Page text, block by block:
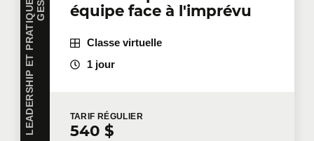
L
E
A
D
E
R
S
H
I
P
E
T
P
R
A
T
I
Q
U
E
S
D
E
G
E
S
T
I
O
équipe face à l'imprévu
Classe virtuelle
1 jour
TARIF RÉGULIER
540 $